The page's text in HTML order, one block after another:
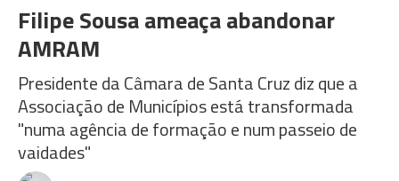
Filipe Sousa ameaça abandonar
AMRAM
Presidente da Câmara de Santa Cruz diz que a
Associação de Municípios está transformada
"numa agência de formação e num passeio de
vaidades"